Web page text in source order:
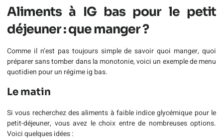
Aliments à IG bas pour le petit
déjeuner : que manger ?
Comme il n’est pas toujours simple de savoir quoi manger, quoi
préparer sans tomber dans la monotonie, voici un exemple de menu
quotidien pour un régime ig bas.
Le matin
Si vous recherchez des aliments à faible indice glycémique pour le
petit-déjeuner, vous avez le choix entre de nombreuses options.
Voici quelques idées :